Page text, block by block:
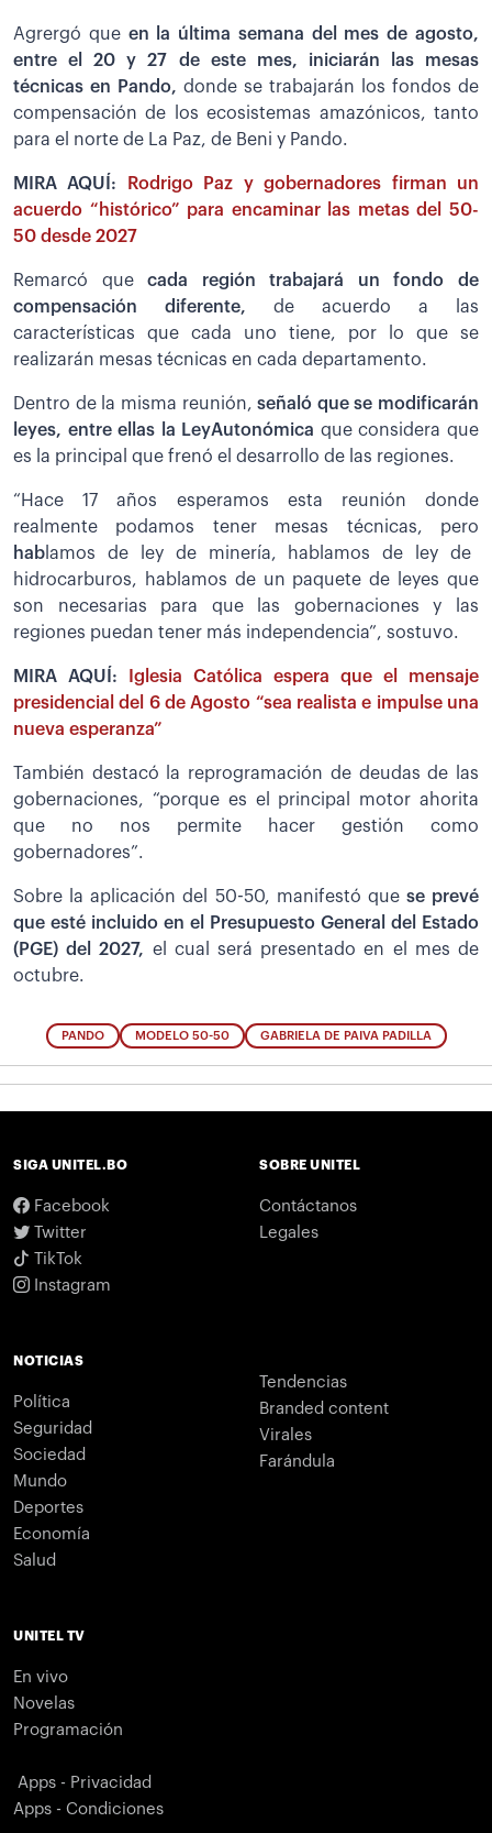
Agrergó queen la última semana del mes de agosto,
entre el 20 y 27 de este mes, iniciarán las mesas
técnicas en Pando, donde se trabajarán los fondos de
compensación de los ecosistemas amazónicos, tanto
para el norte de La Paz, de Beni y Pando.
MIRA AQUÍ:
Rodrigo Paz y gobernadores firman un
acuerdo “histórico” para encaminar las metas del 50-
50 desde 2027
Remarcó quecada región trabajará un fondo de
compensación diferente, de acuerdo a las
características que cada uno tiene, por lo que se
realizarán mesas técnicas en cada departamento.
Dentro de la misma reunión, señaló que se modificarán
leyes, entre ellas la LeyAutonómica que considera que
es la principal que frenó el desarrollo de las regiones.
“Hace 17 años esperamos esta reunión donde
realmente podamos tener mesas técnicas, pero
ha b lamos de ley de minería, hablamos de ley de
hidrocarburos, hablamos de un paquete de leyes que
son necesarias para que las gobernaciones y las
regiones puedan tener más independencia”, sostuvo.
MIRA AQUÍ:
Iglesia Católica espera que el mensaje
presidencial del 6 de Agosto “sea realista e impulse una
nueva esperanza”
También destacó la reprogramación de deudas de las
gobernaciones, “porque es el principal motor ahorita
que no nos permite hacer gestión como
gobernadores”.
Sobre la aplicación del 50-50, manifestó que se prevé
que esté incluido en el Presupuesto General del Estado
(PGE) del 2027, el cual será presentado en el mes de
octubre.
PANDO MODELO 50-50 GABRIELA DE PAIVA PADILLA
SIGA UNITEL.BO
Facebook
Twitter
TikTok
Instagram
SOBRE UNITEL
Contáctanos
Legales
NOTICIAS
Política
Seguridad
Sociedad
Mundo
Deportes
Economía
Salud
Tendencias
Branded content
Virales
Farándula
UNITEL TV
En vivo
Novelas
Programación
Apps - Privacidad
Apps - Condiciones